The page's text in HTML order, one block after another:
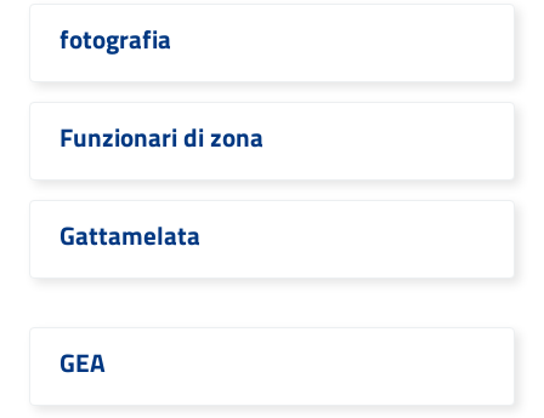
fotografia
Funzionari di zona
Gattamelata
GEA